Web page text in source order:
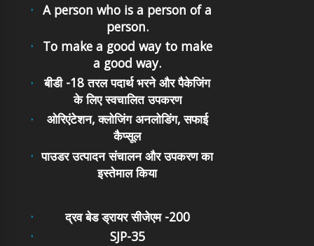
A person who is a person of a
person.
To make a good way to make
a good way.
बीडी -18 तरल पदार्थ भरने और पैकेजिंग
के लिए स्वचालित उपकरण
ओरिएंटेशन, क्लोजिंग अनलोडिंग, सफाई
कैप्सूल
पाउडर उत्पादन संचालन और उपकरण का
इस्तेमाल किया
द्रव बेड ड्रायर सीजेएम -200
SJP-35